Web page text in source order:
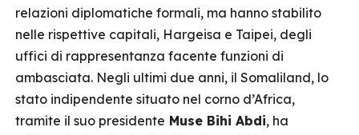
relazioni diplomatiche formali, ma hanno stabilito
nelle rispettive capitali, Hargeisa e Taipei, degli
uffici di rappresentanza facente funzioni di
ambasciata. Negli ultimi due anni, il Somaliland, lo
stato indipendente situato nel corno d’Africa,
tramite il suo presidente Muse Bihi Abdi, ha